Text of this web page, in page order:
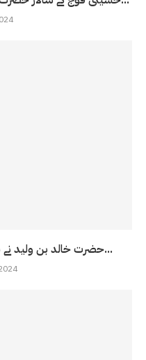
حضرت خالد بن ولید نے بسم اللہ پڑھ کر زہر کیوں کھالیا...